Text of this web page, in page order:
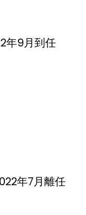
年9月到任
年7月離任